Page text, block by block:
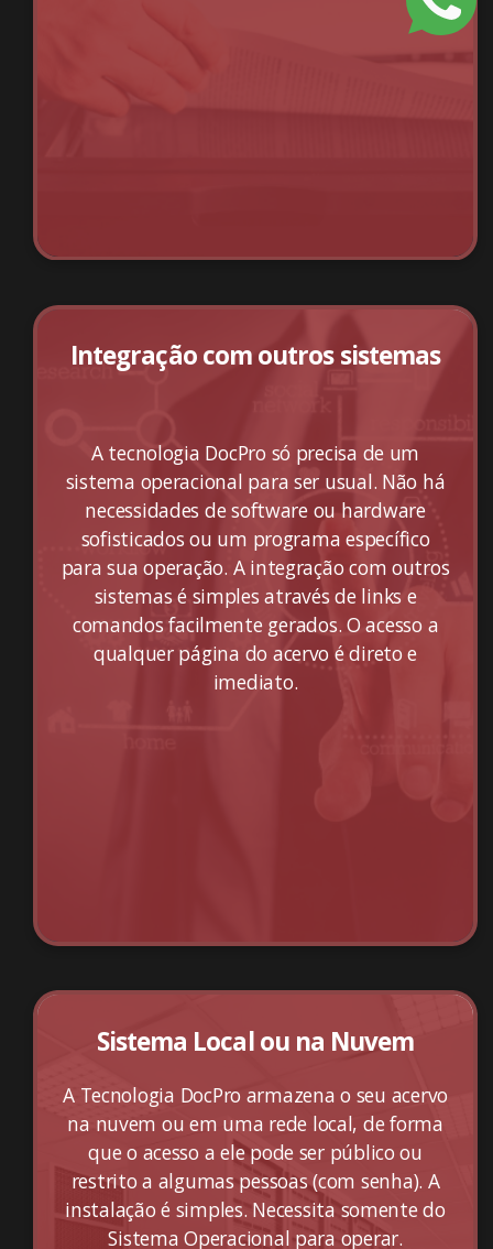
Integração com outros sistemas
A tecnologia DocPro só precisa de um
sistema operacional para ser usual. Não há
necessidades de software ou hardware
sofisticados ou um programa específico
para sua operação. A integração com outros
sistemas é simples através de links e
comandos facilmente gerados. O acesso a
qualquer página do acervo é direto e
imediato.
Sistema Local ou na Nuvem
A Tecnologia DocPro armazena o seu acervo
na nuvem ou em uma rede local, de forma
que o acesso a ele pode ser público ou
restrito a algumas pessoas (com senha). A
instalação é simples. Necessita somente do
Sistema Operacional para operar.